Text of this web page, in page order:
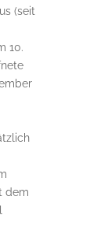
(seit
10.
dem